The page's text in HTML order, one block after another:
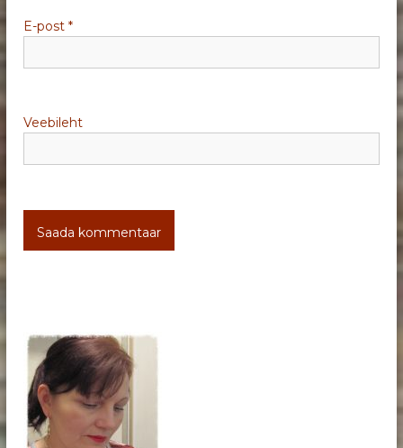
E-post*
Veebileht